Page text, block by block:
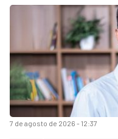
7 de agosto de 2026 - 12:37